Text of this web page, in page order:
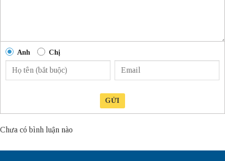
Anh Chị
GỬI
Chưa có bình luận nào